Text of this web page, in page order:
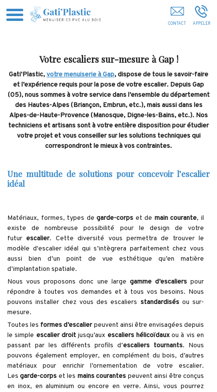
Gati'Plastic Menuiserie Laragne
Votre escaliers sur-mesure à Gap !
Gati'Plastic,votre menuiserie à Gap, dispose de tous le savoir-faire
et l’expérience requis pour la pose de votre escalier. Depuis Gap
(05), nous sommes à votre service dans l’ensemble du département
des Hautes-Alpes (Briançon, Embrun, etc.), mais aussi dans les
Alpes-de-Haute-Provence (Manosque, Digne-les-Bains, etc.). Nos
techniciens et artisans sont à votre entière disposition pour étudier
votre projet et vous conseiller sur les solutions techniques qui
correspondront le mieux à vos contraintes.
Une multitude de solutions pour concevoir l’escalier
idéal
Matériaux, formes, types degarde-corps et de main courante, il
existe de nombreuse possibilité pour le design de votre
futurescalier. Cette diversité vous permettra de trouver le
modèle d'escalier idéal qui s’intègrera parfaitement chez vous
aussi bien d’un point de vue esthétique qu’en matière
d’implantation spatiale.
Nous vous proposons donc une large gamme d’escalierspour
répondre à toutes vos demandes et à tous vos besoins. Nous
pouvons installer chez vous des escaliers standardisésou sur-
mesure.
Toutes les formes d’escalierpeuvent ainsi être envisagées depuis
le simple escalier droitjusqu’aux escaliers hélicoïdaux ou à vis en
passant par les différents profils d’escaliers tournants. Nous
pouvons également employer, en complément du bois, d’autres
matériaux pour enrichir l’ornementation de votre escalier.
Les garde-corps et les mains courantes peuvent ainsi être conçus
en inox, en aluminium ou encore en verre. Ainsi, vous pourrez